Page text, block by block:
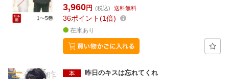
3,960円 (税込) 送料無料
36ポイント 1倍
在庫あり
昨日のキスは忘れてくれ